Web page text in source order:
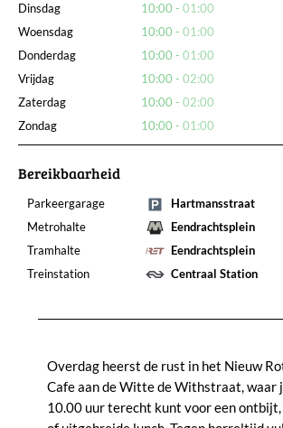
Dinsdag
10:00
01:00
Woensdag
10:00
01:00
Donderdag
10:00
01:00
Vrijdag
10:00
02:00
Zaterdag
10:00
02:00
Zondag
10:00 01:00
Bereikbaarheid
Parkeergarage
Hartmansstraat
Metrohalte
Eendrachtsplein
Tramhalte
Eendrachtsplein
Treinstation
Centraal Station
Overdag heerst de rust in het Nieuw
Cafe aan de Witte de Withstraat, waar
10.00 uur terecht kunt voor een